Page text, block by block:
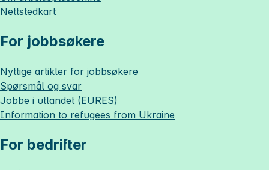
Nettstedkart
For jobbsøkere
Nyttige artikler for jobbsøkere
Spørsmål og svar
Jobbe i utlandet (EURES)
Information to refugees from Ukraine
For bedrifter